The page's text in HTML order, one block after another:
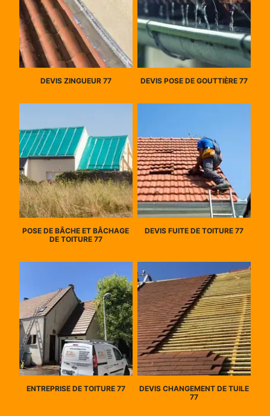
DEVIS ZINGUEUR 77 DEVIS POSE DE GOUTTIÈRE 77
POSE DE BÂCHE ET BÂCHAGE
DE TOITURE 77
DEVIS FUITE DE TOITURE 77
ENTREPRISE DE TOITURE 77
DEVIS CHANGEMENT DE TUILE
77